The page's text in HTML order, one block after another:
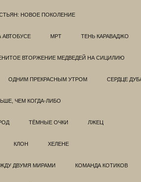
НОВОЕ ПОКОЛЕНИЕ
МРТ ТЕНЬ КАРАВАДЖО
ВТОРЖЕНИЕ МЕДВЕДЕЙ НА СИЦИЛИЮ
ОДНИМ ПРЕКРАСНЫМ УТРОМ СЕРДЦЕ
ЧЕМ КОГДА-ЛИБО
ТЁМНЫЕ ОЧКИ ЛЖЕЦ
КЛОН ХЕЛЕНЕ
ДВУМЯ МИРАМИ КОМАНДА КОТИКОВ